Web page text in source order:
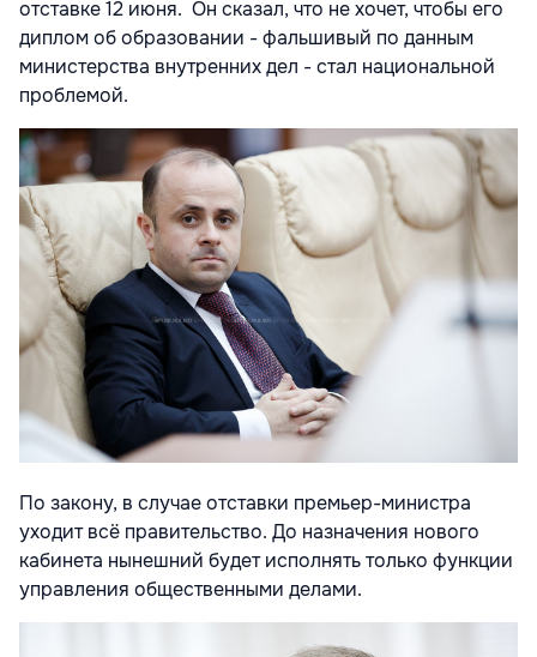
отставке 12 июня. Он сказал, что не хочет, чтобы его
диплом об образовании - фальшивый по данным
министерства внутренних дел - стал национальной
проблемой.
По закону, в случае отставки премьер-министра
уходит всё правительство. До назначения нового
кабинета нынешний будет исполнять только функции
управления общественными делами.